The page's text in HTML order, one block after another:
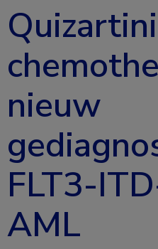
nieuw
FLT3-
AML